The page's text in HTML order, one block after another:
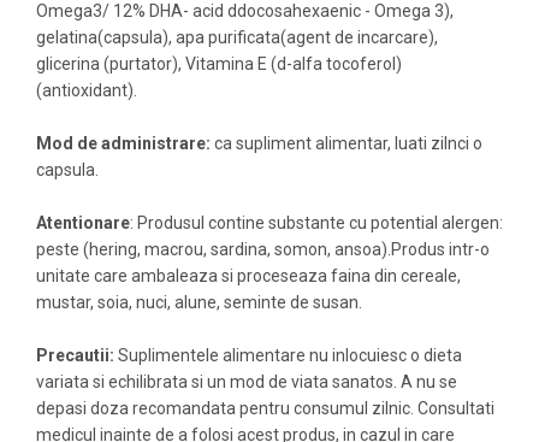
Omega3/ 12% DHA- acid ddocosahexaenic - Omega 3),
gelatina(capsula), apa purificata(agent de incarcare),
glicerina (purtator), Vitamina E (d-alfa tocoferol)
(antioxidant).
Mod de administrare: ca supliment alimentar, luati zilnci o
capsula.
Atentionare: Produsul contine substante cu potential alergen:
peste (hering, macrou, sardina, somon, ansoa).Produs intr-o
unitate care ambaleaza si proceseaza faina din cereale,
mustar, soia, nuci, alune, seminte de susan.
Precautii: Suplimentele alimentare nu inlocuiesc o dieta
variata si echilibrata si un mod de viata sanatos. A nu se
depasi doza recomandata pentru consumul zilnic. Consultati
medicul inainte de a folosi acest produs, in cazul in care